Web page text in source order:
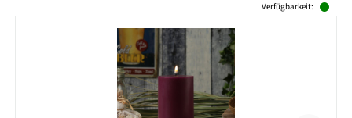
Verfügbarkeit: